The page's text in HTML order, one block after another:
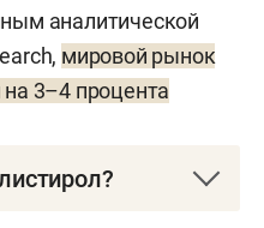
аналитической
мировой рынок
на 3–4 процента